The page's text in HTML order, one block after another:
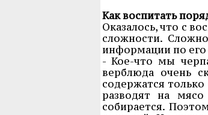
Как воспитать
Оказалось, что с
сложности.
информации по его
- Кое-что мы
верблюда очень
содержатся
разводят на
собирается.